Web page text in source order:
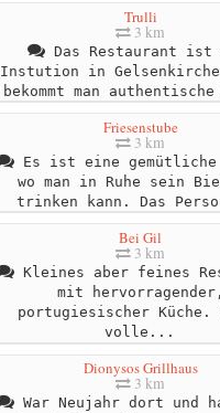
Trulli
3 km
Das Restaurant ist
Instution in
bekommt man
Friesenstube
3 km
Es ist eine gemütliche
wo man in Ruhe sein
trinken kann. Das
Bei Gil
3 km
Kleines aber feines
mit hervorragender,
portugiesischer Küche.
volle...
Dionysos Grillhaus
3 km
War Neujahr dort und